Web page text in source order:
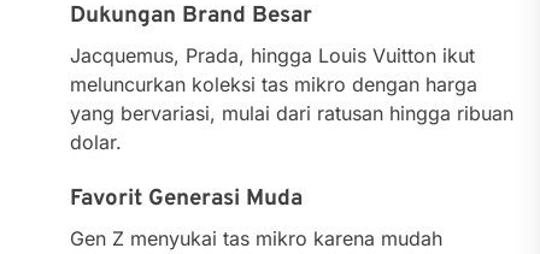
Dukungan Brand Besar
Jacquemus, Prada, hingga Louis Vuitton ikut
meluncurkan koleksi tas mikro dengan harga
yang bervariasi, mulai dari ratusan hingga ribuan
dolar.
Favorit Generasi Muda
Gen Z menyukai tas mikro karena mudah